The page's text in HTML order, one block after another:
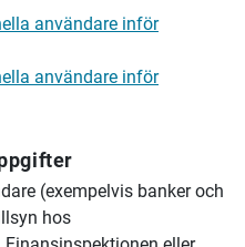
användare inför
användare inför
(exempelvis banker och
hos